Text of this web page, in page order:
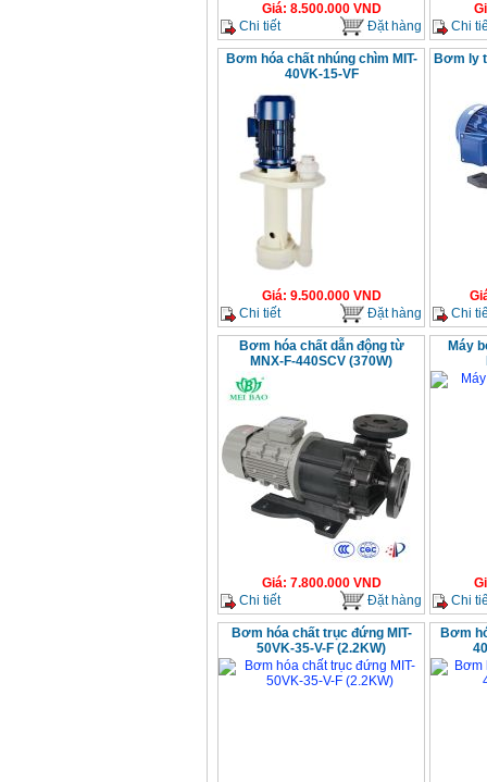
Giá: 8.500.000VND
Chi tiết
Đặt hàng
Chi
Bơm hóa chất nhúng chìm MIT-
40VK-15-VF
Giá: 9.500.000VND
Chi tiết
Đặt hàng
Bơm ly
Chi
Bơm hóa chất dẫn động từ
MNX-F-440SCV (370W)
Giá: 7.800.000VND
Chi tiết
Đặt hàng
Máy
Chi
Bơm hóa chất trục đứng MIT-
50VK-35-V-F (2.2KW)
Bơm